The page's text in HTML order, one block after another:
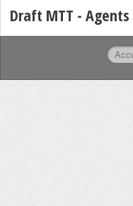
Draft MTT -